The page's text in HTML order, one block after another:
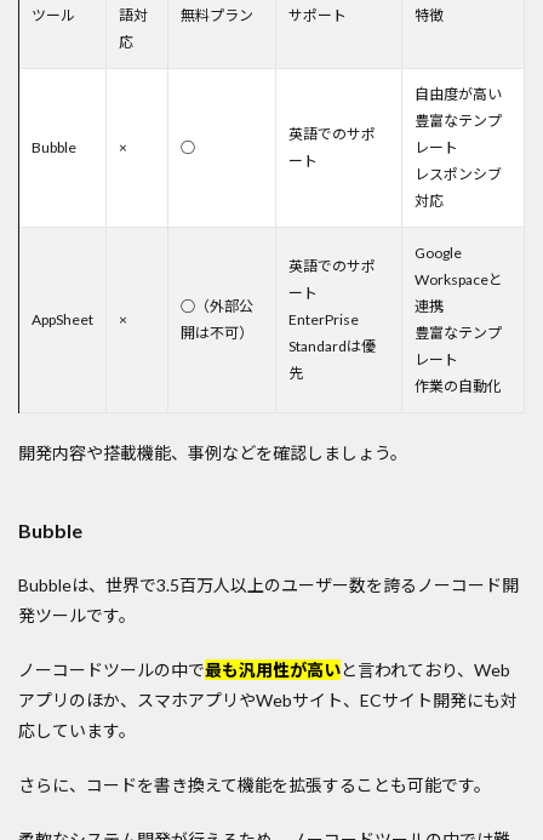
ツール
語対
応
無料プラン サポート 特徴
Bubble × ○
英語でのサポ
ート
自由度が高い
豊富なテンプ
レート
レスポンシブ
対応
AppSheet ×
○（外部公
開は不可）
英語でのサポ
ート
EnterPrise
Standardは優
先
Google
Workspaceと
連携
豊富なテンプ
レート
作業の自動化
開発内容や搭載機能、事例などを確認しましょう。
Bubble
Bubbleは、世界で3.5百万人以上のユーザー数を誇るノーコード開
発ツールです。
ノーコードツールの中で最も汎用性が高いと言われており、Web
アプリのほか、スマホアプリやWebサイト、ECサイト開発にも対
応しています。
さらに、コードを書き換えて機能を拡張することも可能です。